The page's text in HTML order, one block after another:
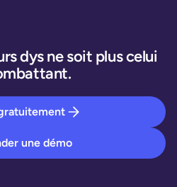
dys ne soit plus celui
une démo